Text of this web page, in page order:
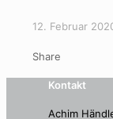
12. Februar
Share
Kontakt
Achim